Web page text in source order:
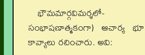
సంభాషణాత్మకంగా) ఆచార్య
కావ్యాలు రచించారు. అవి: